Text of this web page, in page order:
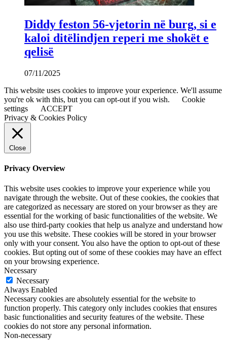
Diddy feston 56-vjetorin në burg, si e
kaloi ditëlindjen reperi me shokët e
qelisë
07/11/2025
This website uses cookies to improve your experience. We'll assume
you're ok with this, but you can opt-out if you wish.
Cookie
settings
ACCEPT
Privacy & Cookies Policy
Close
Privacy Overview
This website uses cookies to improve your experience while you
navigate through the website. Out of these cookies, the cookies that
are categorized as necessary are stored on your browser as they are
essential for the working of basic functionalities of the website. We
also use third-party cookies that help us analyze and understand how
you use this website. These cookies will be stored in your browser
only with your consent. You also have the option to opt-out of these
cookies. But opting out of some of these cookies may have an effect
on your browsing experience.
Necessary
Necessary
Always Enabled
Necessary cookies are absolutely essential for the website to
function properly. This category only includes cookies that ensures
basic functionalities and security features of the website. These
cookies do not store any personal information.
Non-necessary